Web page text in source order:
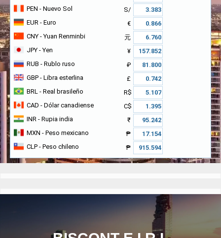
PEN - Nuevo Sol
S/
EUR - Euro
€
CNY - Yuan Renminbi
元
JPY - Yen
¥
RUB - Rublo ruso
₽
GBP - Libra esterlina
£
BRL - Real brasileño
R$
CAD - Dólar canadiense
C$
INR - Rupia india
₹
MXN - Peso mexicano
₱
CLP - Peso chileno ₱